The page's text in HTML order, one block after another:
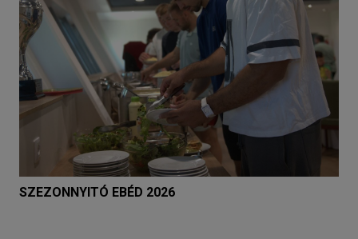
SZEZONNYITÓ EBÉD 2026